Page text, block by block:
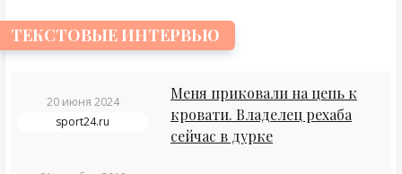
ТЕКСТОВЫЕ ИНТЕРВЬЮ
20 июня 2024
sport24.ru
Меня приковали на цепь к
кровати. Владелец рехаба
сейчас в дурке